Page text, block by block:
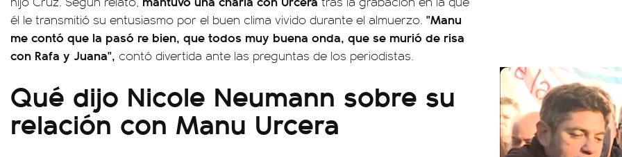
él le transmitió su entusiasmo por el buen clima vivido durante el almuerzo. "Manu
me contó que la pasó re bien, que todos muy buena onda, que se murió de risa
con Rafa y Juana", contó divertida ante las preguntas de los periodistas.
Qué dijo Nicole Neumann sobre su
relación con Manu Urcera